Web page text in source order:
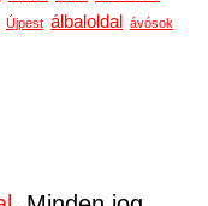
Újpest álbaloldal
ávósok